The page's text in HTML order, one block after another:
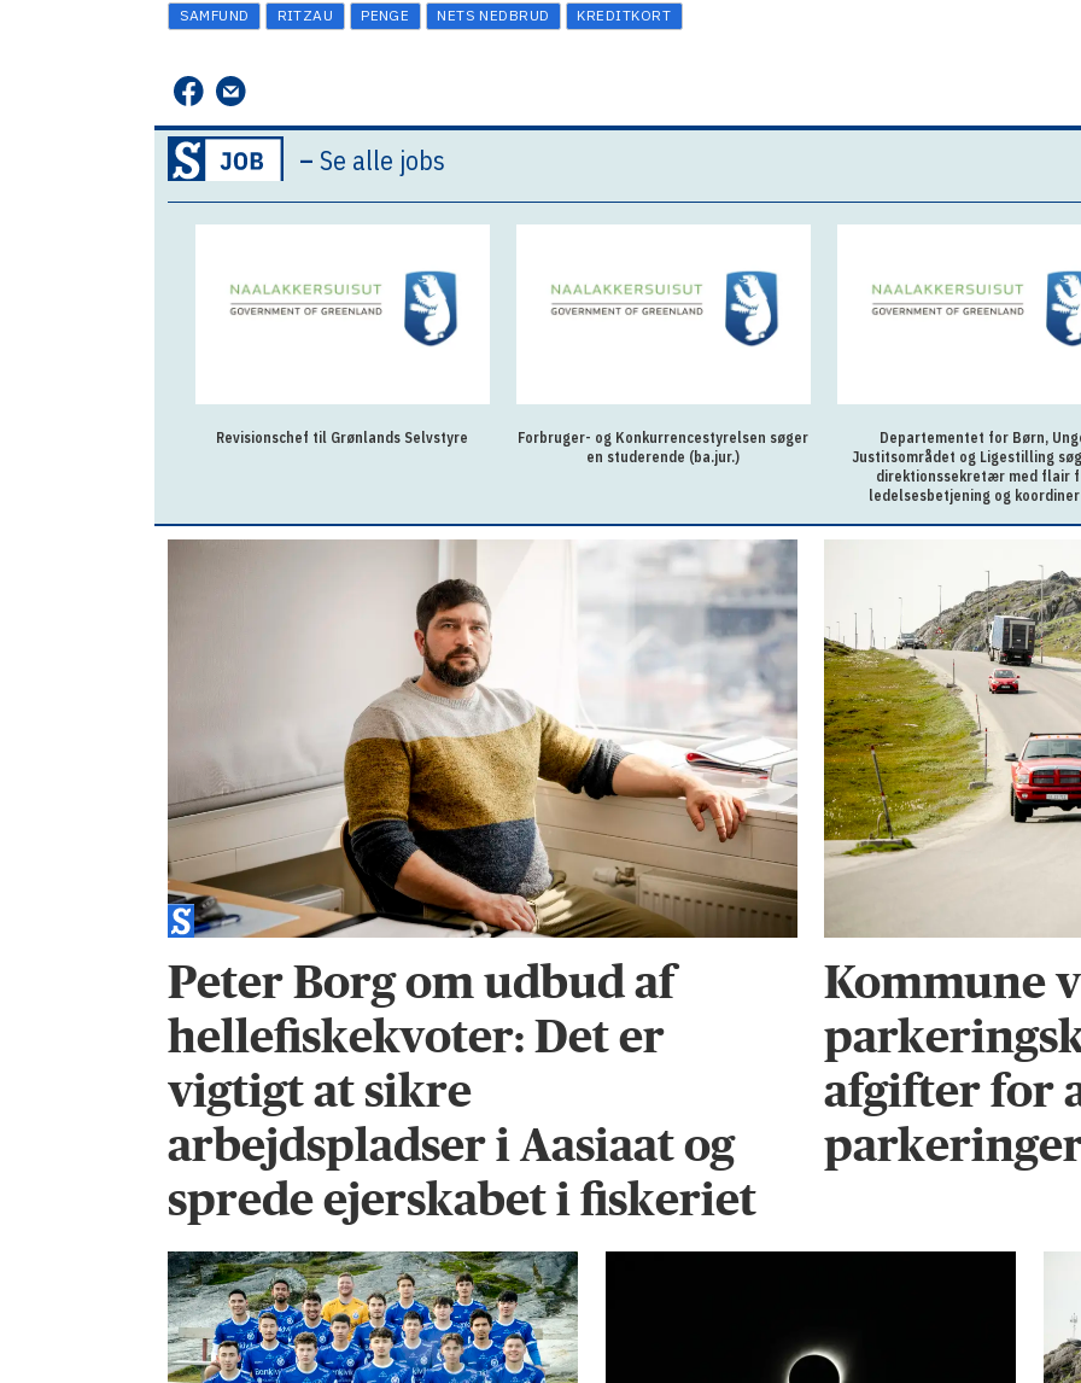
SAMFUND RITZAU PENGE NETS NEDBRUD KREDITKORT
– Se alle jobs
Revisionschef til Grønlands Selvstyre
Forbruger- og Konkurrencestyrelsen søger
en studerende (ba.jur.)
Departementet for Børn,
Justitsområdet og Ligestilling
direktionssekretær med flair
ledelsesbetjening og
Peter Borg om udbud af
hellefiskekvoter: Det er
vigtigt at sikre
arbejdspladser i Aasiaat og
sprede ejerskabet i fiskeriet
Kommune
afgifter for